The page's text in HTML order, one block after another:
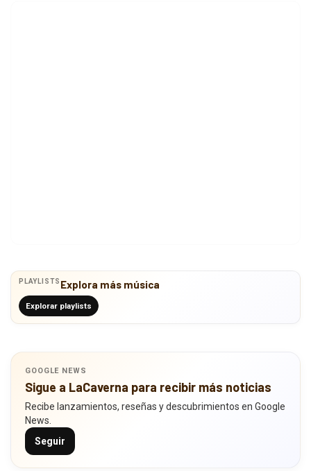
PLAYLISTS Explora más música
Explorar playlists
GOOGLE NEWS
Sigue a LaCaverna para recibir más noticias
Recibe lanzamientos, reseñas y descubrimientos en Google
News.
Seguir